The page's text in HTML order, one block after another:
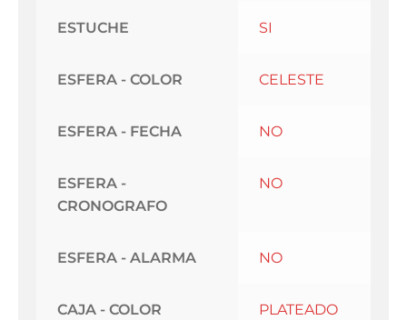
ESTUCHE SI
ESFERA - COLOR CELESTE
ESFERA - FECHA NO
ESFERA -
CRONOGRAFO
NO
ESFERA - ALARMA NO
CAJA - COLOR PLATEADO